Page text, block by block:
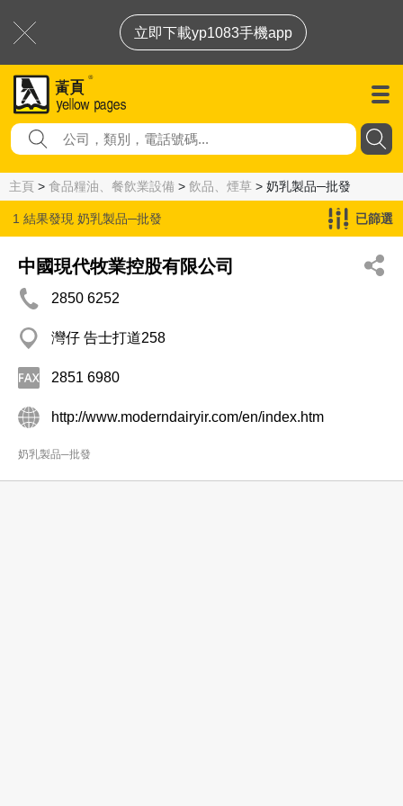
立即下載yp1083手機app
主頁 > 食品糧油、餐飲業設備 > 飲品、煙草 > 奶乳製品─批發
1 結果發現 奶乳製品─批發 已篩選
中國現代牧業控股有限公司
2850 6252
灣仔 告士打道258
2851 6980
http://www.moderndairyir.com/en/index.htm
奶乳製品─批發